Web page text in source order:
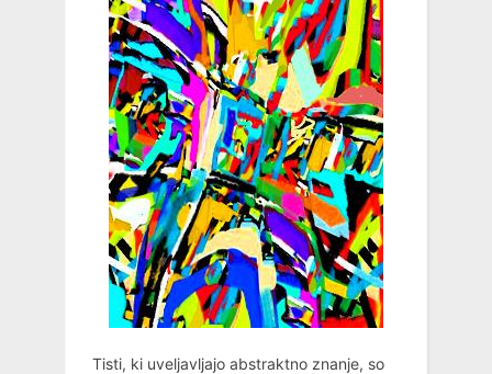
Tisti, ki uveljavljajo abstraktno znanje, so